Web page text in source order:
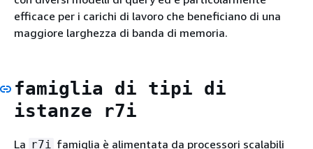
efficace per i carichi di lavoro che beneficiano di una
maggiore larghezza di banda di memoria.
famiglia di tipi di
istanze r7i
La r7i
famiglia è alimentata da processori scalabili